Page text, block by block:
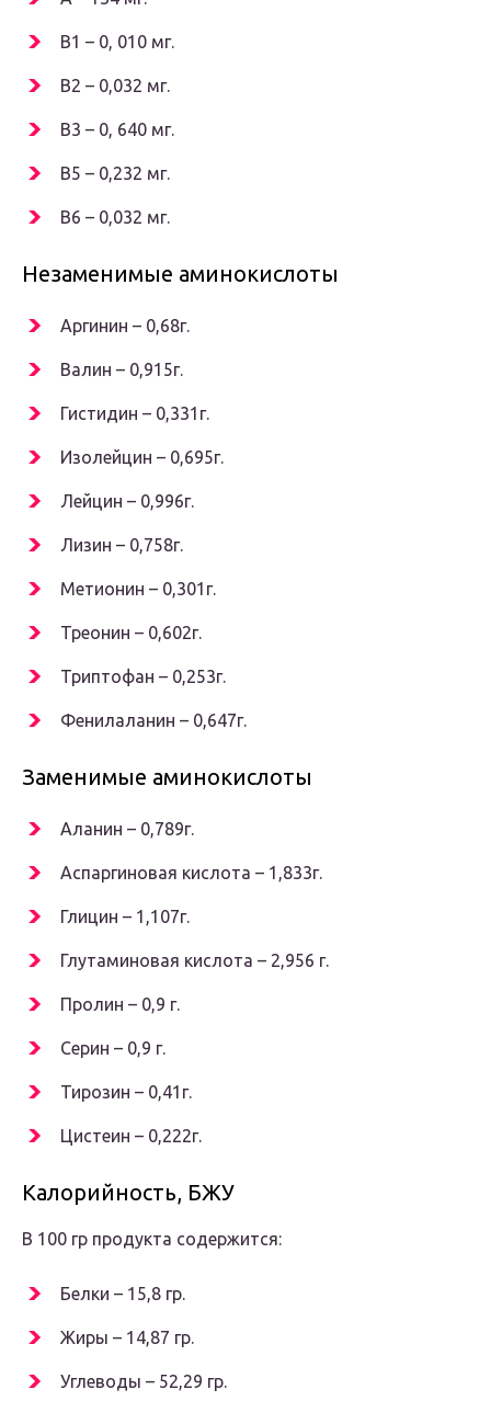
B1 – 0, 010 мг.
B2 – 0,032 мг.
B3 – 0, 640 мг.
B5 – 0,232 мг.
B6 – 0,032 мг.
Незаменимые аминокислоты
Аргинин – 0,68г.
Валин – 0,915г.
Гистидин – 0,331г.
Изолейцин – 0,695г.
Лейцин – 0,996г.
Лизин – 0,758г.
Метионин – 0,301г.
Треонин – 0,602г.
Триптофан – 0,253г.
Фенилаланин – 0,647г.
Заменимые аминокислоты
Аланин – 0,789г.
Аспаргиновая кислота – 1,833г.
Глицин – 1,107г.
Глутаминовая кислота – 2,956 г.
Пролин – 0,9 г.
Серин – 0,9 г.
Тирозин – 0,41г.
Цистеин – 0,222г.
Калорийность, БЖУ
В 100 гр продукта содержится:
Белки – 15,8 гр.
Жиры – 14,87 гр.
Углеводы – 52,29 гр.